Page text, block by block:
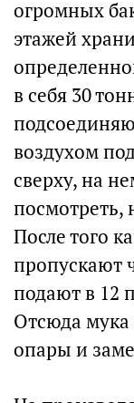
огромных
этажей
в себя 30
воздухом
сверху, на
посмотреть,
После того
пропускают
подают в 12
Отсюда мука
опары и